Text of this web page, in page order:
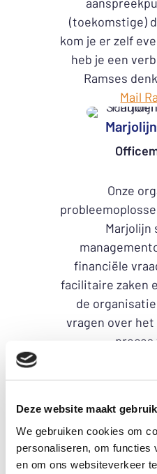
Deze website maakt
We gebruiken cookies om
personaliseren, om functies
en om ons websiteverkeer
(toekomstige)
kom je er zelf
heb je een
Ramses
Mail
Onze
Marjolijn
financiële
facilitaire zaken
de
vragen over
proces
Mail
Anja